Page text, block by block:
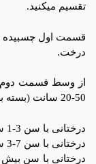
تقسیم میکنید.
قسمت اول چسبیده
درخت.
از وسط قسمت
50-20 سانت (بسته به سن درخت) میکنیم.
درختانی با سن 3-1 سال: 1 چاله
درختانی با سن 7-3 سال: 2 چاله روبروی هم